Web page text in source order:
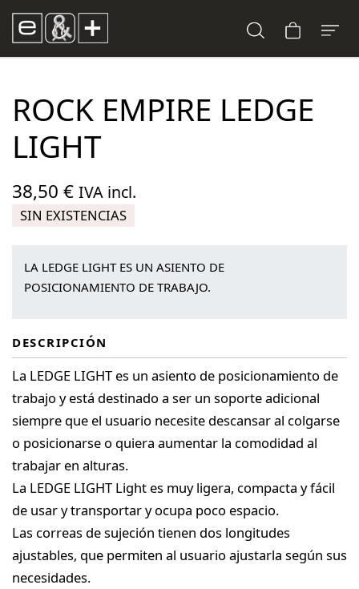
ROCK EMPIRE LEDGE
LIGHT
38,50 € IVA incl.
SIN EXISTENCIAS
LA LEDGE LIGHT ES UN ASIENTO DE
POSICIONAMIENTO DE TRABAJO.
DESCRIPCIÓN
La LEDGE LIGHT es un asiento de posicionamiento de
trabajo y está destinado a ser un soporte adicional
siempre que el usuario necesite descansar al colgarse
o posicionarse o quiera aumentar la comodidad al
trabajar en alturas.
La LEDGE LIGHT Light es muy ligera, compacta y fácil
de usar y transportar y ocupa poco espacio.
Las correas de sujeción tienen dos longitudes
ajustables, que permiten al usuario ajustarla según sus
necesidades.